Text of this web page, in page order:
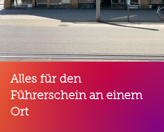
Alles für den
Führerschein an einem
Ort